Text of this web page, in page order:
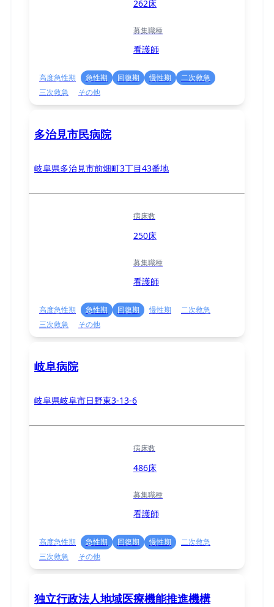
262床
募集職種
看護師
高度急性期 急性期 回復期 慢性期
二次救急
三次救急
その他
多治見市民病院
岐阜県多治見市前畑町3丁目43番地
病床数
250床
募集職種
看護師
高度急性期 急性期 回復期 慢性期
二次救急
三次救急
その他
岐阜病院
岐阜県岐阜市日野東3-13-6
病床数
486床
募集職種
看護師
高度急性期 急性期 回復期 慢性期
二次救急
三次救急
その他
独立行政法人地域医療機能推進機構